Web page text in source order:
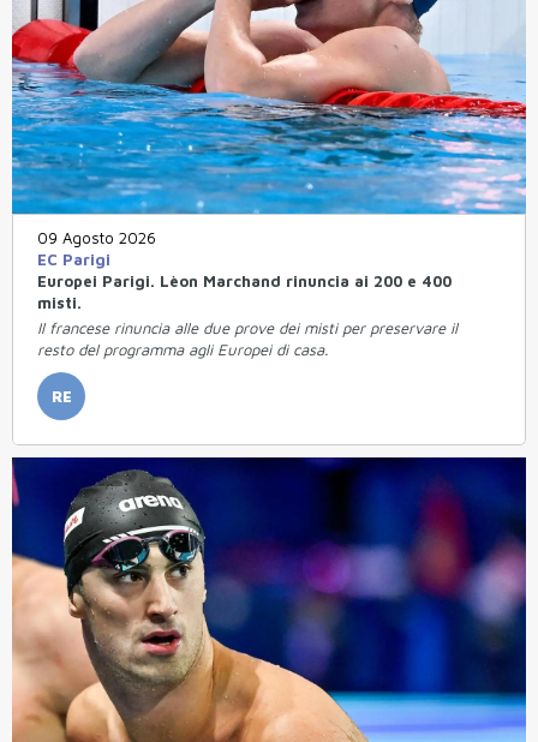
09 Agosto 2026
EC Parigi
Europei Parigi. Lèon Marchand rinuncia ai 200 e 400
misti.
Il francese rinuncia alle due prove dei misti per preservare il
resto del programma agli Europei di casa.
RE